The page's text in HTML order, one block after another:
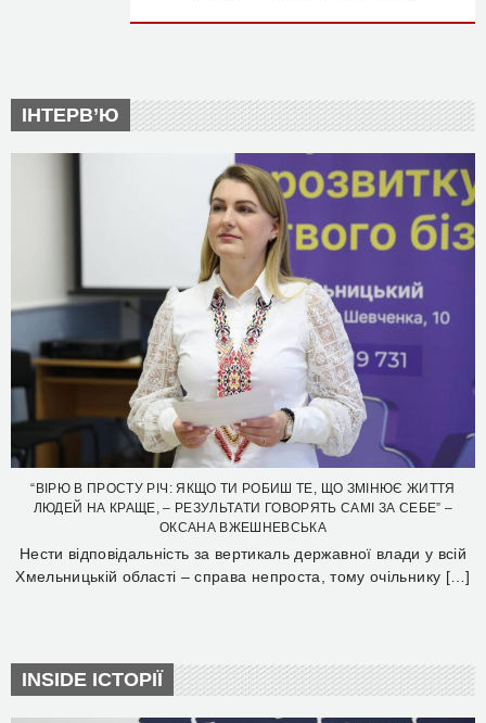
ІНТЕРВ’Ю
“ВІРЮ В ПРОСТУ РІЧ: ЯКЩО ТИ РОБИШ ТЕ, ЩО ЗМІНЮЄ ЖИТТЯ
ЛЮДЕЙ НА КРАЩЕ, – РЕЗУЛЬТАТИ ГОВОРЯТЬ САМІ ЗА СЕБЕ” –
ОКСАНА ВЖЕШНЕВСЬКА
Нести відповідальність за вертикаль державної влади у всій
Хмельницькій області – справа непроста, тому очільнику […]
INSIDE ІСТОРІЇ